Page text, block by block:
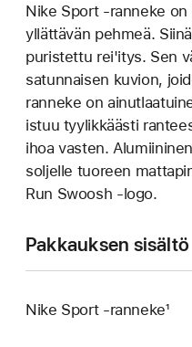
Nike Sport ‑ranneke
yllättävän pehmeä.
puristettu rei'itys. Sen
satunnaisen kuvion,
ranneke on
istuu tyylikkäästi
ihoa vasten.
soljelle tuoreen
Run Swoosh -logo.
Pakkauksen sisältö
Nike Sport -ranneke¹